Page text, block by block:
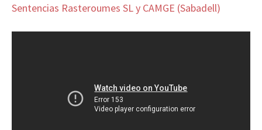
Sentencias Rasteroumes SL y CAMGE (Sabadell)